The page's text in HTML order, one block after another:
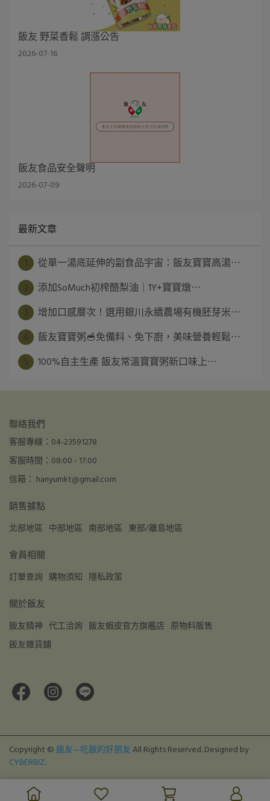
飯友 野菜香鬆 調漲公告
2026-07-16
飯友食品安全聲明
2026-07-09
最新文章
從單一湯底延伸的副食品宇宙：飯友寶寶高湯⋯
添加SoMuch初榨酪梨油｜1Y+寶寶燉⋯
增加口感層次！選用銀川永續農場有機胚芽米⋯
飯友寶寶粥🥣免備料、免下廚，美味營養輕鬆⋯
100%自主生產 飯友常溫寶寶粥新口味上⋯
聯絡我們
客服專線：04-23591278
客服時間：08:00 - 17:00
信箱： hanyumkt@gmail.com
銷售據點
北部地區 中部地區 南部地區 東部/離島地區
會員相關
訂單查詢 購物須知 隱私政策
關於飯友
飯友精神 代工洽詢 飯友蝦皮官方旗艦店 原物料販售
飯友雜貨舖
Copyright © 飯友—吃飯的好朋友 All Rights Reserved. Designed by
CYBERBIZ.